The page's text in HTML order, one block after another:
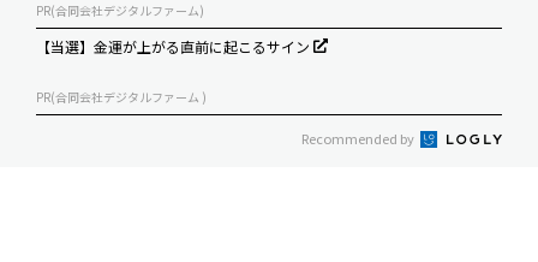
PR(合同会社デジタルファーム)
【当選】金運が上がる直前に起こるサイン
PR(合同会社デジタルファーム )
Recommended by